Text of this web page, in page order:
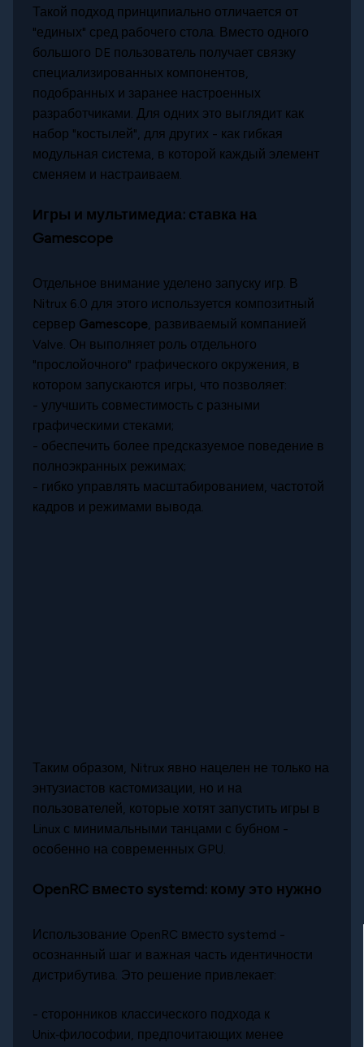
Такой подход принципиально отличается от
"единых" сред рабочего стола. Вместо одного
большого DE пользователь получает связку
специализированных компонентов,
подобранных и заранее настроенных
разработчиками. Для одних это выглядит как
набор "костылей", для других - как гибкая
модульная система, в которой каждый элемент
сменяем и настраиваем.
Игры и мультимедиа: ставка на
Gamescope
Отдельное внимание уделено запуску игр. В
Nitrux 6.0 для этого используется композитный
сервер Gamescope , развиваемый компанией
Valve. Он выполняет роль отдельного
"прослойочного" графического окружения, в
котором запускаются игры, что позволяет:
- улучшить совместимость с разными
графическими стеками;
- обеспечить более предсказуемое поведение в
полноэкранных режимах;
- гибко управлять масштабированием, частотой
кадров и режимами вывода.
Таким образом, Nitrux явно нацелен не только на
энтузиастов кастомизации, но и на
пользователей, которые хотят запустить игры в
Linux с минимальными танцами с бубном -
особенно на современных GPU.
OpenRC вместо systemd: кому это нужно
Использование OpenRC вместо systemd -
осознанный шаг и важная часть идентичности
дистрибутива. Это решение привлекает:
- сторонников классического подхода к
Unix‑философии, предпочитающих менее